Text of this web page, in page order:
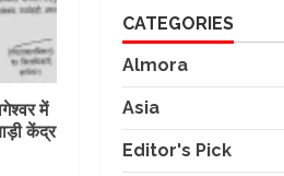
में
केंद्र
CATEGORIES
Almora
Asia
Editor's Pick